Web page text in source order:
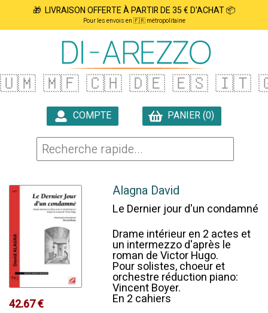
🎁 LIVRAISON OFFERTE À PARTIR DE 35 € D'ACHAT 📦
Pour les envois en 🇫🇷 métropolitaine
🇺🇲 🇲🇫 🇨🇭 🇩🇪 🇪🇸 🇮🇹
COMPTE
PANIER (0)
42.67 €
Alagna David
Le Dernier jour d'un condamné
Drame intérieur en 2 actes et
un intermezzo d'après le
roman de Victor Hugo.
Pour solistes, choeur et
orchestre réduction piano:
Vincent Boyer.
En 2 cahiers